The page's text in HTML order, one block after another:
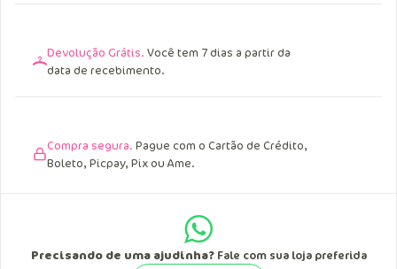
Devolução Grátis. Você tem 7 dias a partir da
data de recebimento.
Compra segura. Pague com o Cartão de Crédito,
Boleto, Picpay, Pix ou Ame.
Precisando de uma ajudinha?Fale com sua loja preferida